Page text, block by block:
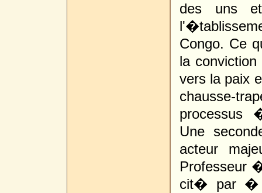
des uns
Congo. Ce
la
vers la paix
chausse-
processus
Une
acteur
Professeur
cit� par �